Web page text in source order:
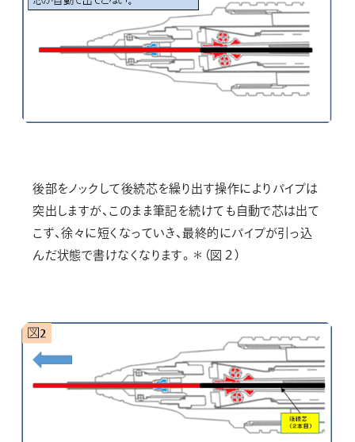
後部をノックして後続芯を繰り出す操作によりパイプは
突出しますが、このまま筆記を続けても自動で芯は出て
こず、徐々に短くなっていき、最終的にパイプが引っ込
んだ状態で書けなくなります。＊（図２）